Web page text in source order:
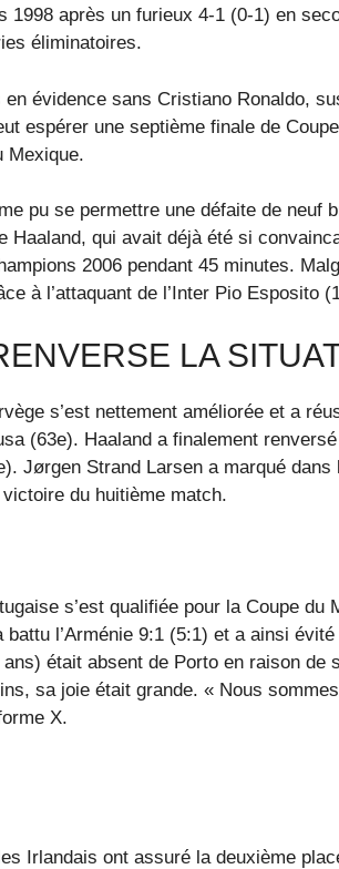
1998 après un furieux 4-1 (0-1) en
éliminatoires.
évidence sans Cristiano Ronaldo,
espérer une septième finale de
Mexique.
pu se permettre une défaite de neuf
Haaland, qui avait déjà été si
2006 pendant 45 minutes.
à l’attaquant de l’Inter Pio Esposito
LA
s’est nettement améliorée et a
(63e). Haaland a finalement
Jørgen Strand Larsen a marqué
du huitième match.
s’est qualifiée pour la Coupe du
battu l’Arménie 9:1 (5:1) et a ainsi
était absent de Porto en raison de
sa joie était grande. « Nous
X.
Irlandais ont assuré la deuxième